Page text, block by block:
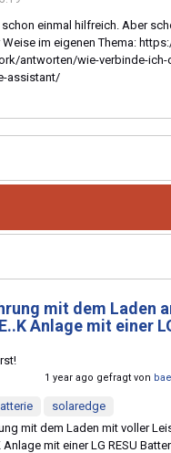
einmal hilfreich. Aber
im eigenen Thema:
antworten/wie-verbinde-
assistant/
mit dem Laden
Anlage mit einer
1 year ago gefragt von
solaredge
mit dem Laden mit voller
mit einer LG RESU